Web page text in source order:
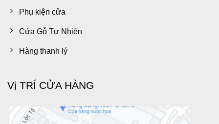
Phụ kiện cửa
Cửa Gỗ Tự Nhiên
Hàng thanh lý
Vị TRÍ CỬA HÀNG